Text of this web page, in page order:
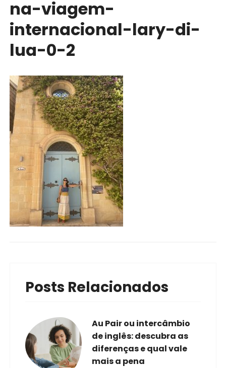
na-viagem-
internacional-lary-di-
lua-0-2
Posts Relacionados
Au Pair ou intercâmbio
de inglês: descubra as
diferenças e qual vale
mais a pena